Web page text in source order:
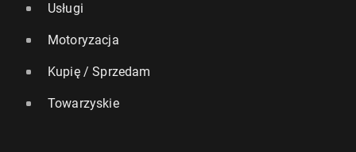
Usługi
Motoryzacja
Kupię / Sprzedam
Towarzyskie